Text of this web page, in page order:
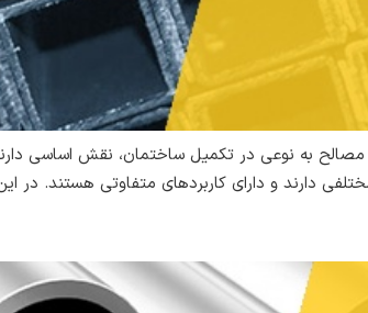
مصالح به نوعی در تکمیل ساختمان، نقش اساسی
دارند و دارای کاربردهای متفاوتی هستند. در